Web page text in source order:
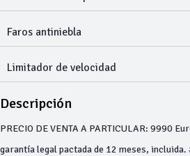
Faros antiniebla
Limitador de velocidad
Descripción
PRECIO DE VENTA A PARTICULAR: 9990
garantía legal pactada de 12 meses,